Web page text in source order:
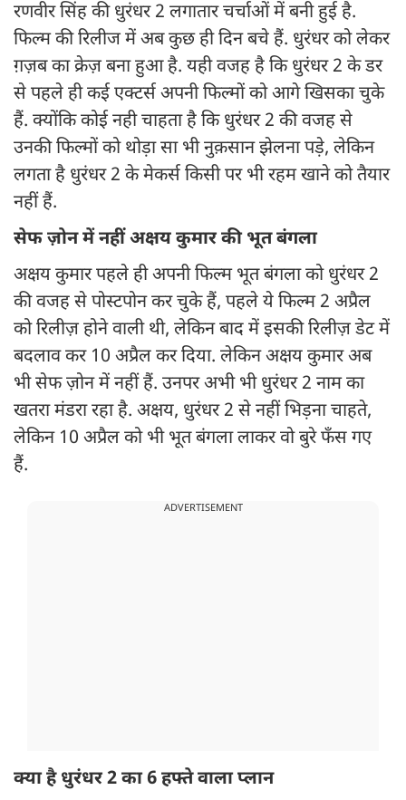
रणवीर सिंह की धुरंधर 2 लगातार चर्चाओं में बनी हुई है.
फिल्म की रिलीज में अब कुछ ही दिन बचे हैं. धुरंधर को लेकर
ग़ज़ब का क्रेज़ बना हुआ है. यही वजह है कि धुरंधर 2 के डर
से पहले ही कई एक्टर्स अपनी फिल्मों को आगे खिसका चुके
हैं. क्योंकि कोई नही चाहता है कि धुरंधर 2 की वजह से
उनकी फिल्मों को थोड़ा सा भी नुक़सान झेलना पड़े, लेकिन
लगता है धुरंधर 2 के मेकर्स किसी पर भी रहम खाने को तैयार
नहीं हैं.
सेफ ज़ोन में नहीं अक्षय कुमार की भूत बंगला
अक्षय कुमार पहले ही अपनी फिल्म भूत बंगला को धुरंधर 2
की वजह से पोस्टपोन कर चुके हैं, पहले ये फिल्म 2 अप्रैल
को रिलीज़ होने वाली थी, लेकिन बाद में इसकी रिलीज़ डेट में
बदलाव कर 10 अप्रैल कर दिया. लेकिन अक्षय कुमार अब
भी सेफ ज़ोन में नहीं हैं. उनपर अभी भी धुरंधर 2 नाम का
खतरा मंडरा रहा है. अक्षय, धुरंधर 2 से नहीं भिड़ना चाहते,
लेकिन 10 अप्रैल को भी भूत बंगला लाकर वो बुरे फँस गए
हैं.
ADVERTISEMENT
क्या है धुरंधर 2 का 6 हफ्ते वाला प्लान